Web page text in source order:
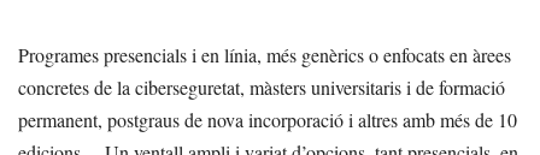
Programes presencials i en línia, més genèrics o enfocats en àrees
concretes de la ciberseguretat, màsters universitaris i de formació
permanent, postgraus de nova incorporació i altres amb més de 10